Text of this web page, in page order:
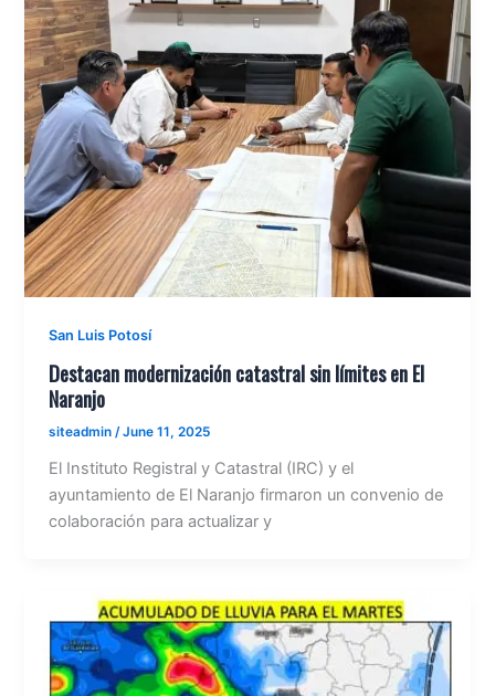
San Luis Potosí
Destacan modernización catastral sin límites en El
Naranjo
siteadmin/June 11, 2025
El Instituto Registral y Catastral (IRC) y el
ayuntamiento de El Naranjo firmaron un convenio de
colaboración para actualizar y